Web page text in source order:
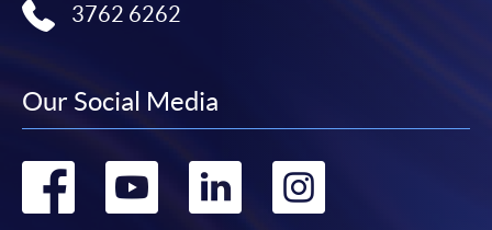
3762 6262
Our Social Media
Go Go Go Go